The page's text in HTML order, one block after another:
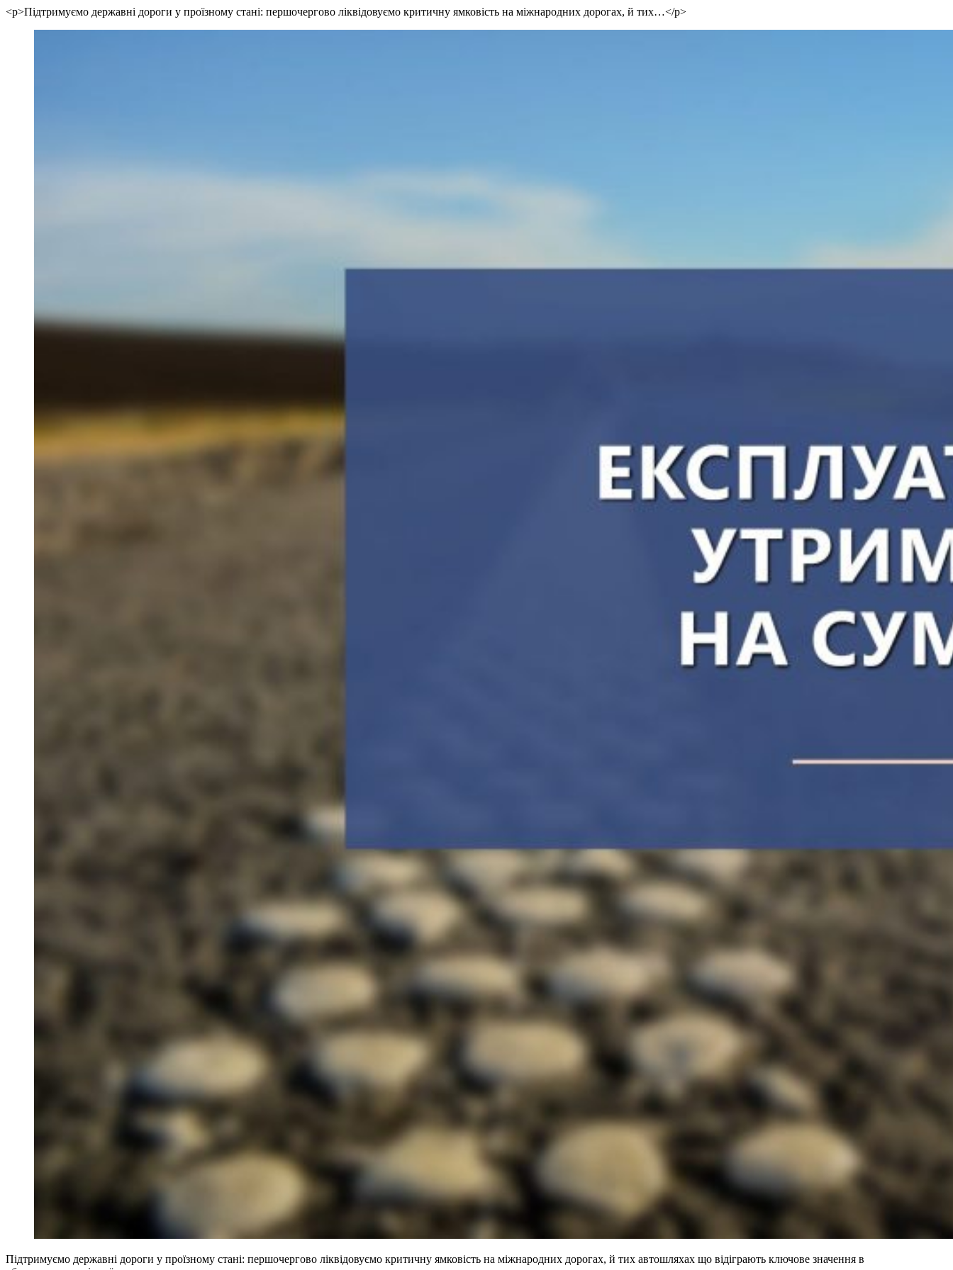
<p>Підтримуємо державні дороги у проїзному стані: першочергово ліквідовуємо критичну ямковість на міжнародних дорогах, й тих…</p>
Підтримуємо державні дороги у проїзному стані: першочергово ліквідовуємо критичну ямковість на міжнародних дорогах, й тих автошляхах що відіграють ключове значення в